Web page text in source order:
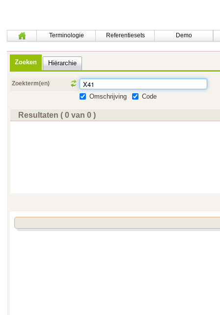
Terminologie Referentiesets Demo
Zoeken Hiërarchie
Zoekterm(en)
Omschrijving Code
Resultaten ( 0 van 0 )